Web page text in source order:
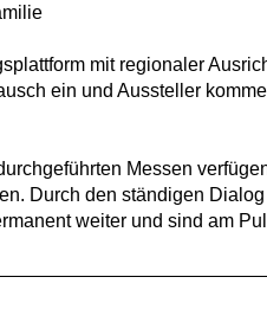
mit regionaler
ein und Aussteller
Messen
Durch den ständigen
weiter und sind am